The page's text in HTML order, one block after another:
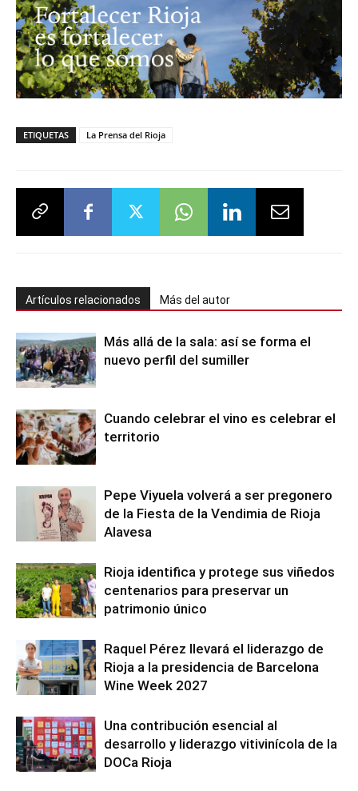
ETIQUETAS La Prensa del Rioja
Artículos relacionados Más del autor
Más allá de la sala: así se forma el
nuevo perfil del sumiller
Cuando celebrar el vino es celebrar el
territorio
Pepe Viyuela volverá a ser pregonero
de la Fiesta de la Vendimia de Rioja
Alavesa
Rioja identifica y protege sus viñedos
centenarios para preservar un
patrimonio único
Raquel Pérez llevará el liderazgo de
Rioja a la presidencia de Barcelona
Wine Week 2027
Una contribución esencial al
desarrollo y liderazgo vitivinícola de la
DOCa Rioja